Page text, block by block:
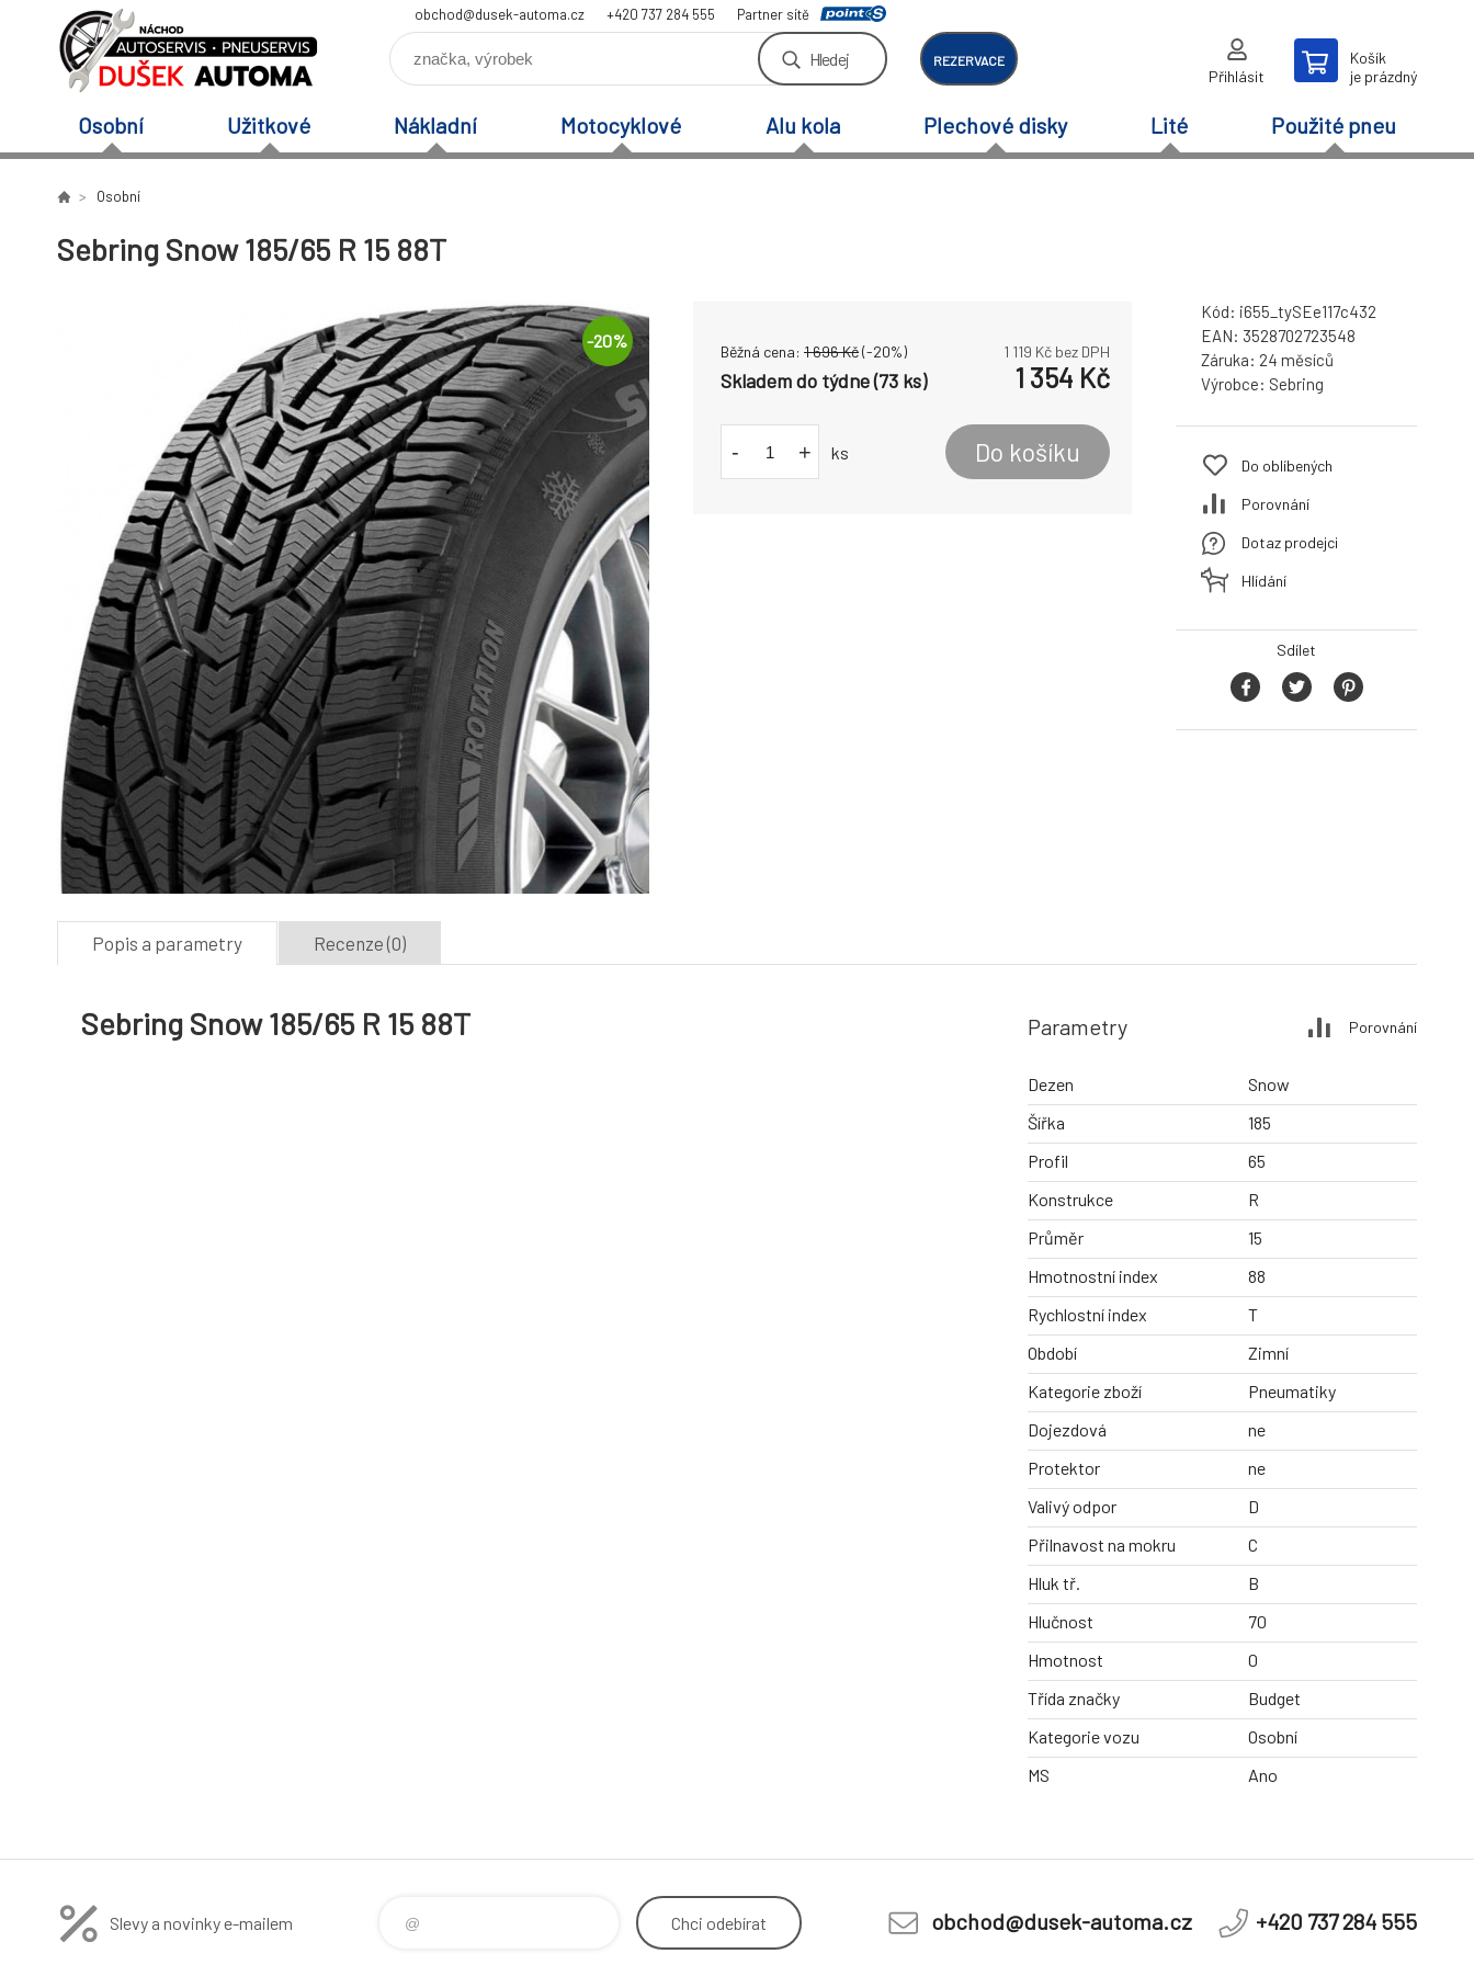
obchod@dusek-automa.cz +420 737 284 555 Partner sítě
Hledej REZERVACE
Přihlásit
Košík
je prázdný
Osobní Užitkové Nákladní Motocyklové Alu kola Plechové disky Lité Použité pneu
Osobní
Sebring Snow 185/65 R 15 88T
-20%
Běžná cena: 1 696Kč(-20%) 1 119 Kč bez DPH
Skladem do týdne (73 ks) 1 354 Kč
- + ks Do košíku
Kód: i655_tySEe117c432
EAN: 3528702723548
Záruka: 24 měsíců
Výrobce: Sebring
Do oblíbených
Porovnání
Dotaz prodejci
Hlídání
Sdílet
Popis a parametry Recenze (0)
Sebring Snow 185/65 R 15 88T Parametry Porovnání
Dezen
Snow
Šířka
185
Profil
65
Konstrukce
R
Průměr
15
Hmotnostní index
88
Rychlostní index
T
Období
Zimní
Kategorie zboží
Pneumatiky
Dojezdová
ne
Protektor
ne
Valivý odpor
D
Přilnavost na mokru
C
Hluk tř.
B
Hlučnost
70
Hmotnost
0
Třída značky
Budget
Kategorie vozu
Osobní
MS
Ano
Slevy a novinky e-mailem Chci odebírat obchod@dusek-automa.cz +420 737 284 555